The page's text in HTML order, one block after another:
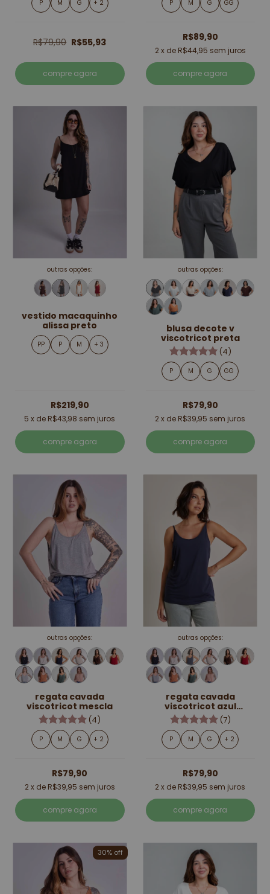
P M G + 2
R$79,90 R$55,93
compre agora
P M G GG
R$89,90
2x de R$44,95 sem juros
compre agora
outras opções:
vestido macaquinho
alissa preto
PP P M + 3
R$219,90
5 x de R$43,98 sem juros
compre agora
outras opções:
blusa decote v
viscotricot preta
(4)
P M G GG
R$79,90
2x de R$39,95 sem juros
compre agora
outras opções:
regata cavada
viscotricot mescla
(4)
P M G + 2
R$79,90
2x de R$39,95 sem juros
compre agora
outras opções:
regata cavada
viscotricot azul
marinho (7)
P M G + 2
R$79,90
2x de R$39,95 sem juros
compre agora
30% off